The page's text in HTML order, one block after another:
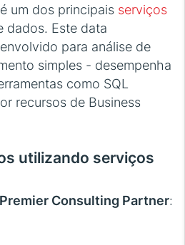
é um dos principais serviços
dados. Este data
para análise de
simples - desempenha
como SQL
recursos de Business
utilizando serviços
Consulting Partner: